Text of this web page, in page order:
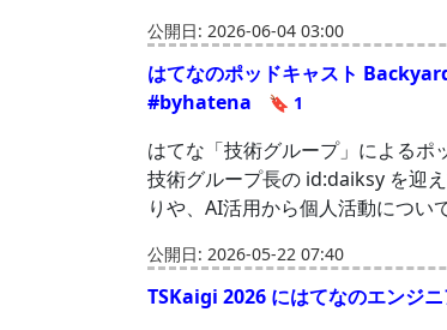
公開日: 2026-06-04 03:00
はてなのポッドキャスト
#byhatena
🔖 1
はてな「技術グループ」による
技術グループ長の id:daiksy を迎
りや、AI活用から個人活動につい
公開日: 2026-05-22 07:40
TSKaigi 2026 にはてなのエンジニ